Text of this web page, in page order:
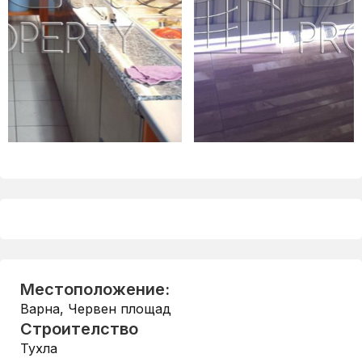
Местоположение:
Варна, Червен площад
Строителство
Тухла